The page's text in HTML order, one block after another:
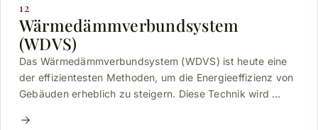
12
Wärmedämmverbundsystem
(WDVS)
Das Wärmedämmverbundsystem (WDVS) ist heute eine
der effizientesten Methoden, um die Energieeffizienz von
Gebäuden erheblich zu steigern. Diese Technik wird …